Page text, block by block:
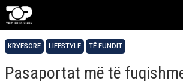
KRYESORE LIFESTYLE TË FUNDIT
Pasaportat më të